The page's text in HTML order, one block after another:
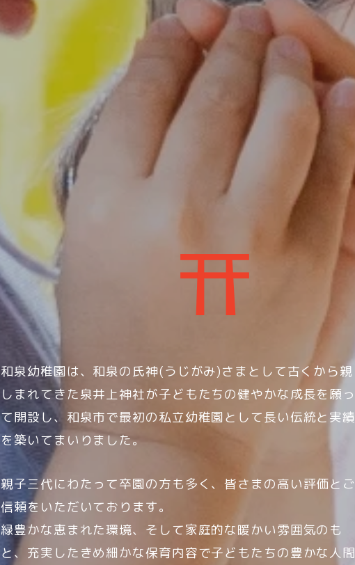
和泉幼稚園は、和泉の氏神(うじがみ)さまとして古くから親
しまれてきた泉井上神社が子どもたちの健やかな成長を願っ
て開設し、和泉市で最初の私立幼稚園として長い伝統と実績
を築いてまいりました。
親子三代にわたって卒園の方も多く、皆さまの高い評価とご
信頼をいただいております。
緑豊かな恵まれた環境、そして家庭的な暖かい雰囲気のも
と、充実したきめ細かな保育内容で子どもたちの豊かな人間